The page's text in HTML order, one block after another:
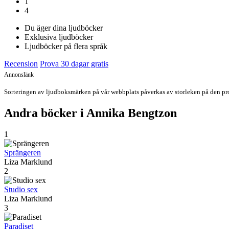
4
Du äger dina ljudböcker
Exklusiva ljudböcker
Ljudböcker på flera språk
Recension Prova 30 dagar gratis
Annonslänk
Sorteringen av ljudboksmärken på vår webbplats påverkas av storleken på den
Andra böcker i Annika Bengtzon
1
Sprängeren
Liza Marklund
2
Studio sex
Liza Marklund
3
Paradiset